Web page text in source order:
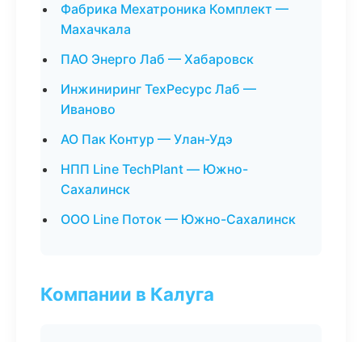
Фабрика Мехатроника Комплект —
Махачкала
ПАО Энерго Лаб — Хабаровск
Инжиниринг ТехРесурс Лаб —
Иваново
АО Пак Контур — Улан-Удэ
НПП Line TechPlant — Южно-
Сахалинск
ООО Line Поток — Южно-Сахалинск
Компании в Калуга